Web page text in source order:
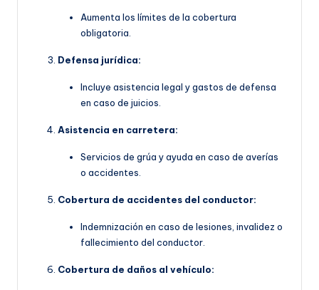
Aumenta los límites de la cobertura
obligatoria.
Defensa jurídica:
Incluye asistencia legal y gastos de defensa
en caso de juicios.
Asistencia en carretera:
Servicios de grúa y ayuda en caso de averías
o accidentes.
Cobertura de accidentes del conductor:
Indemnización en caso de lesiones, invalidez o
fallecimiento del conductor.
Cobertura de daños al vehículo: